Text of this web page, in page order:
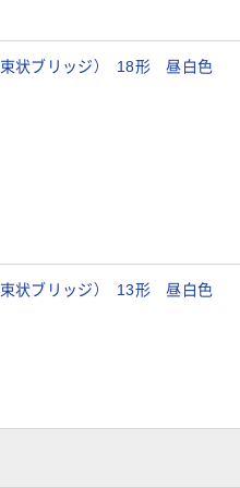
状ブリッジ） 18形 昼白色
状ブリッジ） 13形 昼白色